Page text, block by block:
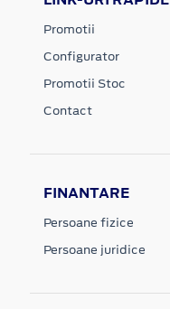
Promotii
Configurator
Promotii Stoc
Contact
FINANTARE
Persoane fizice
Persoane juridice